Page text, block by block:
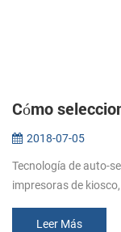
2018-07-05
Tecnología de auto-
impresoras de
servicio rápid...
Leer Más